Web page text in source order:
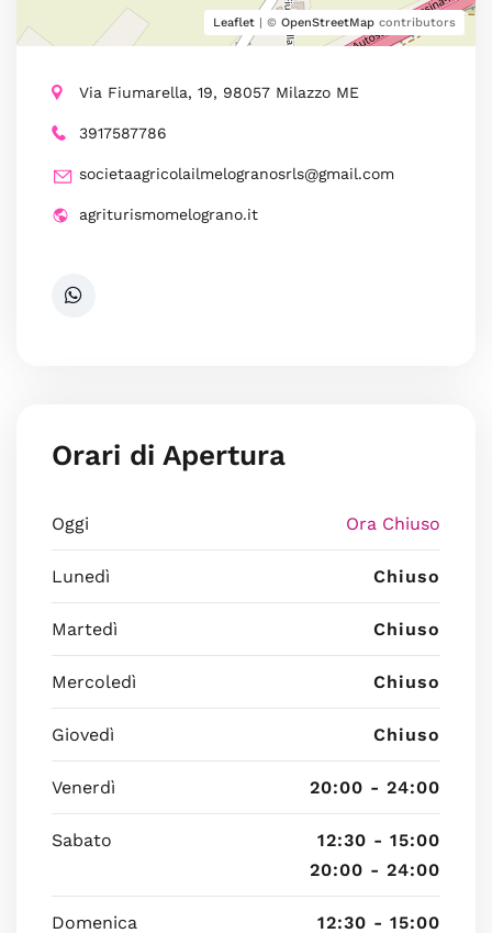
Leaflet | © OpenStreetMap contributors
Via Fiumarella, 19, 98057 Milazzo ME
3917587786
societaagricolailmelogranosrls@gmail.com
agriturismomelograno.it
Orari di Apertura
Oggi Ora Chiuso
Lunedì Chiuso
Martedì Chiuso
Mercoledì Chiuso
Giovedì Chiuso
Venerdì 20:00 - 24:00
Sabato
12:30 - 15:00
20:00 - 24:00
Domenica
12:30 - 15:00